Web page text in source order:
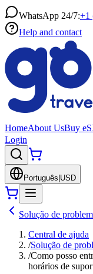
WhatsApp 24/7:+1
Help and contact
HomeAbout UsBuy
Login
Português USD
Solução de
Central de ajuda
/Solução de
/Como posso
horários de